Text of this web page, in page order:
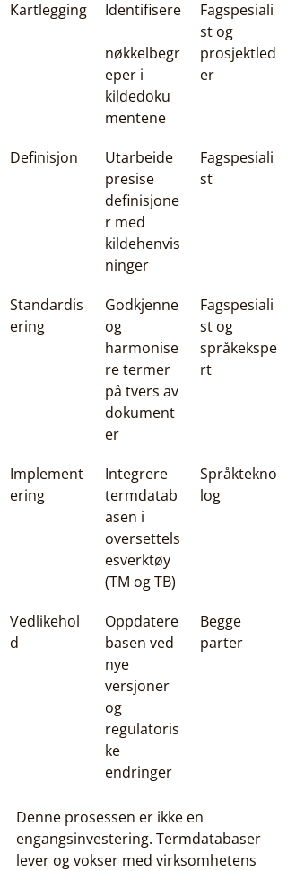
Kartlegging
Identifisere
nøkkelbegr
eper i
kildedoku
mentene
Fagspesiali
st og
prosjektled
er
Definisjon
Utarbeide
presise
definisjone
r med
kildehenvis
ninger
Fagspesiali
st
Standardis
ering
Godkjenne
og
harmonise
re termer
på tvers av
dokument
er
Fagspesiali
st og
språkekspe
rt
Implement
ering
Integrere
termdatab
asen i
oversettels
esverktøy
(TM og TB)
Språktekno
log
Vedlikehol
d
Oppdatere
basen ved
nye
versjoner
og
regulatoris
ke
endringer
Begge
parter
Denne prosessen er ikke en
engangsinvestering. Termdatabaser
lever og vokser med virksomhetens